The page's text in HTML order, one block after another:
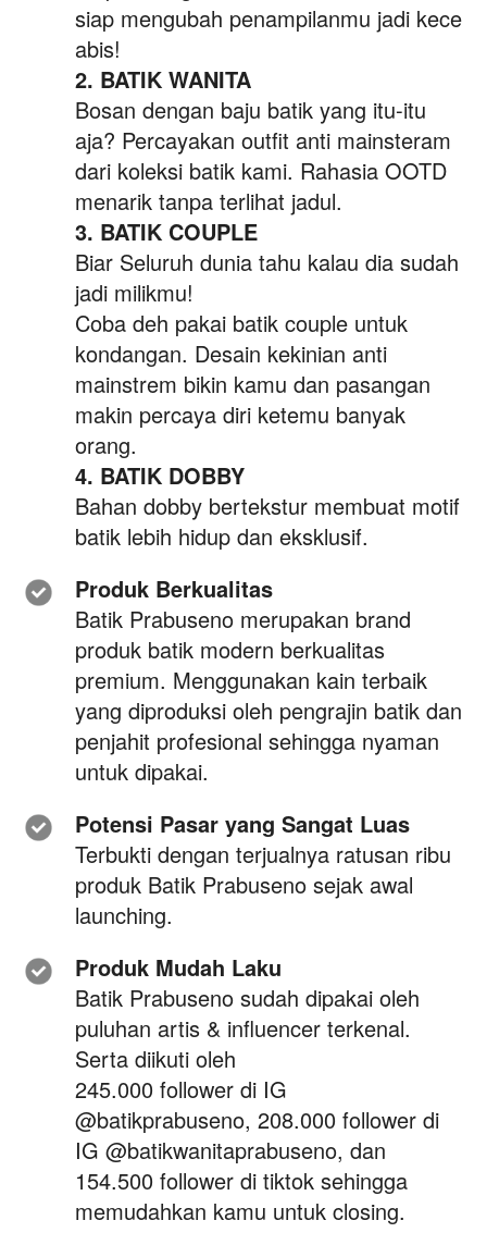
siap mengubah penampilanmu jadi kece
abis!
2. BATIK WANITA
Bosan dengan baju batik yang itu-itu
aja? Percayakan outfit anti mainsteram
dari koleksi batik kami. Rahasia OOTD
menarik tanpa terlihat jadul.
3. BATIK COUPLE
Biar Seluruh dunia tahu kalau dia sudah
jadi milikmu!
Coba deh pakai batik couple untuk
kondangan. Desain kekinian anti
mainstrem bikin kamu dan pasangan
makin percaya diri ketemu banyak
orang.
4. BATIK DOBBY
Bahan dobby bertekstur membuat motif
batik lebih hidup dan eksklusif.
Produk Berkualitas
Batik Prabuseno merupakan brand
produk batik modern berkualitas
premium. Menggunakan kain terbaik
yang diproduksi oleh pengrajin batik dan
penjahit profesional sehingga nyaman
untuk dipakai.
Potensi Pasar yang Sangat Luas
Terbukti dengan terjualnya ratusan ribu
produk Batik Prabuseno sejak awal
launching.
Produk Mudah Laku
Batik Prabuseno sudah dipakai oleh
puluhan artis & influencer terkenal.
Serta diikuti oleh
245.000 follower di IG
@batikprabuseno, 208.000 follower di
IG @batikwanitaprabuseno, dan
154.500 follower di tiktok sehingga
memudahkan kamu untuk closing.